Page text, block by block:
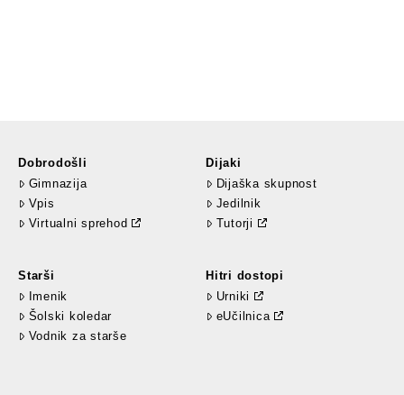
Dobrodošli
Gimnazija
Vpis
Virtualni sprehod
Dijaki
Dijaška skupnost
Jedilnik
Tutorji
Starši
Imenik
Šolski koledar
Vodnik za starše
Hitri dostopi
Urniki
eUčilnica